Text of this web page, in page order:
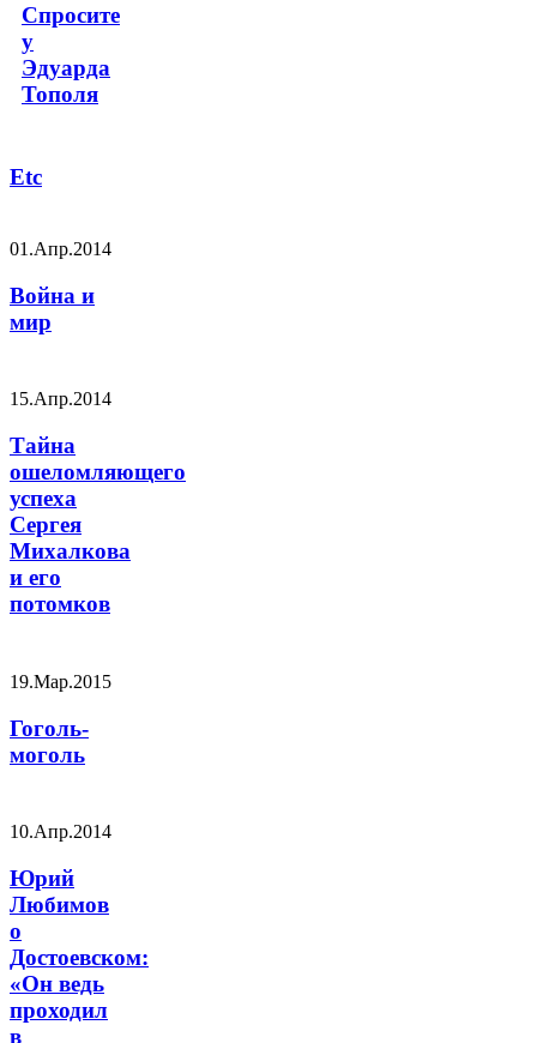
Спросите
у
Эдуарда
Тополя
Etc
01.Апр.2014
Война и
мир
15.Апр.2014
Тайна
ошеломляющего
успеха
Сергея
Михалкова
и его
потомков
19.Мар.2015
Гоголь-
моголь
10.Апр.2014
Юрий
Любимов
о
Достоевском:
«Он ведь
проходил
в